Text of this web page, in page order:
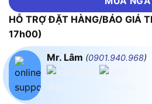
HỖ TRỢ ĐẶT HÀNG/BÁO GIÁ
17h00)
Mr. Lâm (0901.940.968)